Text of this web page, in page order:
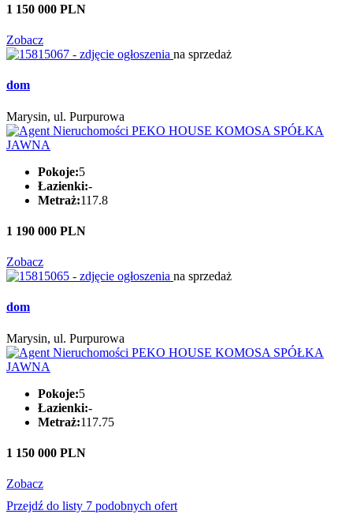
1 150 000 PLN
Zobacz
na sprzedaż
dom
Marysin, ul. Purpurowa
Pokoje:5
Łazienki:-
Metraż:117.8
1 190 000 PLN
Zobacz
na sprzedaż
dom
Marysin, ul. Purpurowa
Pokoje:5
Łazienki:-
Metraż:117.75
1 150 000 PLN
Zobacz
Przejdź do listy 7 podobnych ofert